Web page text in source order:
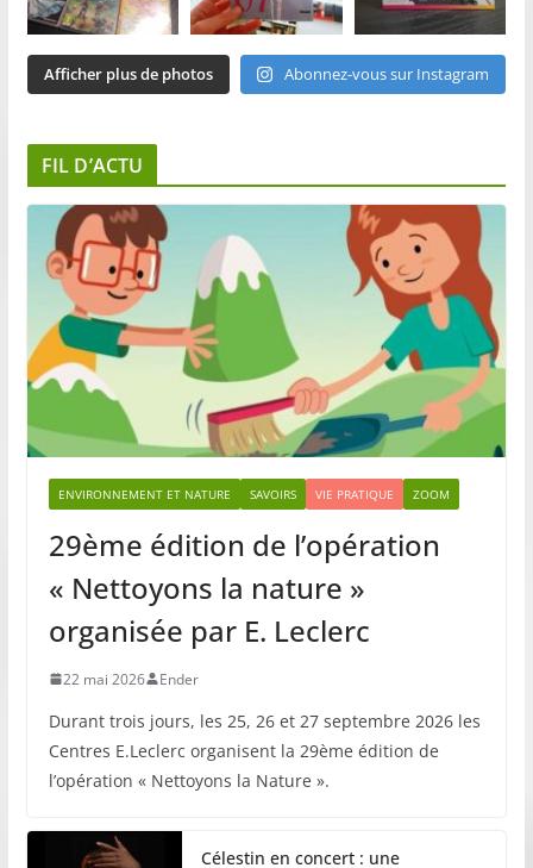
Afficher plus de photos Abonnez-vous sur Instagram
FIL D’ACTU
ENVIRONNEMENT ET NATURE SAVOIRS VIE PRATIQUE ZOOM
29ème édition de l’opération
« Nettoyons la nature »
organisée par E. Leclerc
22 mai 2026 Ender
Durant trois jours, les 25, 26 et 27 septembre 2026 les
Centres E.Leclerc organisent la 29ème édition de
l’opération « Nettoyons la Nature ».
Célestin en concert : une